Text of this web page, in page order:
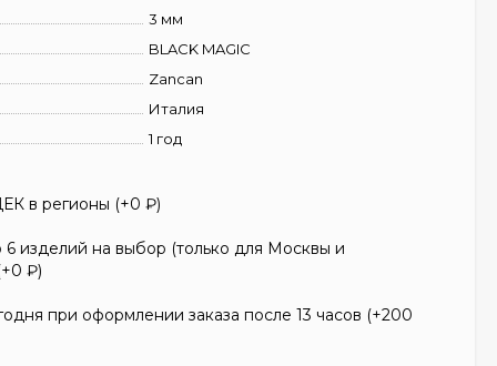
3 мм
BLACK MAGIC
Zancan
Италия
1 год
в регионы (+0₽)
изделий на выбор (только для Москвы и
0₽)
при оформлении заказа после 13 часов (+200